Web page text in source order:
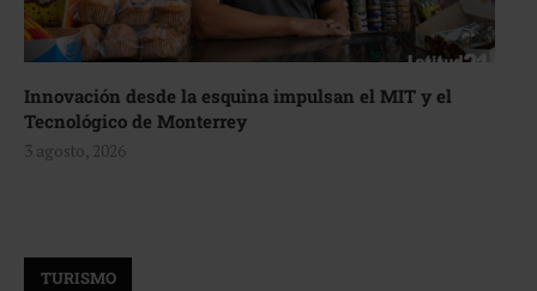
Innovación desde la esquina impulsan el MIT y el
Tecnológico de Monterrey
3 agosto, 2026
TURISMO